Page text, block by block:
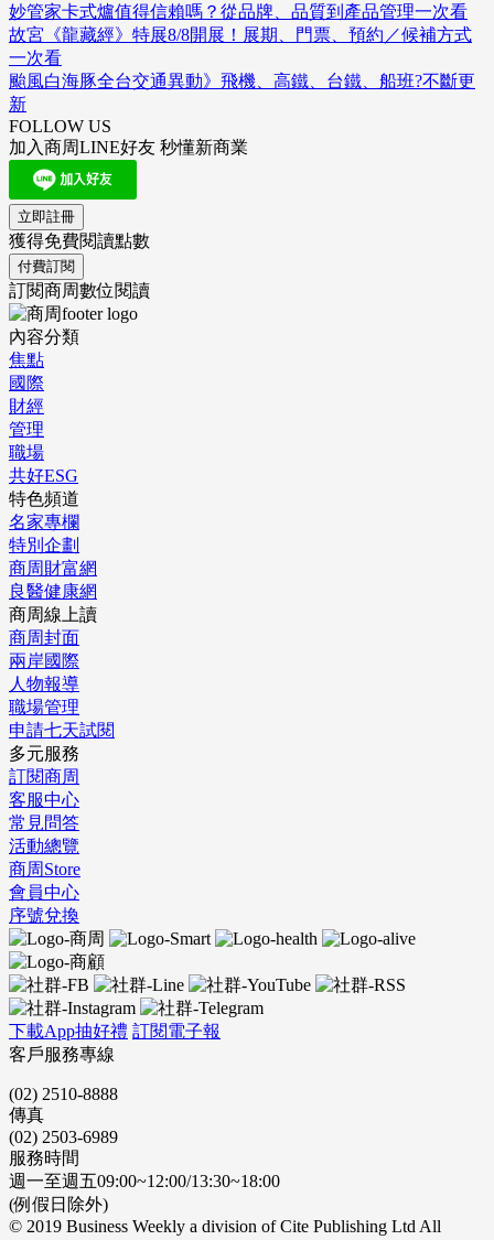
妙管家卡式爐值得信賴嗎？從品牌、品質到產品管理一次看
故宮《龍藏經》特展8/8開展！展期、門票、預約／候補方式
一次看
颱風白海豚全台交通異動》飛機、高鐵、台鐵、船班?不斷更
新
FOLLOW US
加入商周LINE好友 秒懂新商業
立即註冊
獲得免費閱讀點數
付費訂閱
訂閱商周數位閱讀
內容分類
焦點
國際
財經
管理
職場
共好ESG
特色頻道
名家專欄
特別企劃
商周財富網
良醫健康網
商周線上讀
商周封面
兩岸國際
人物報導
職場管理
申請七天試閱
多元服務
訂閱商周
客服中心
常見問答
活動總覽
商周Store
會員中心
序號兌換
下載App抽好禮 訂閱電子報
客戶服務專線
(02) 2510-8888
傳真
(02) 2503-6989
服務時間
週一至週五09:00~12:00/13:30~18:00
(例假日除外)
© 2019 Business Weekly a division of Cite Publishing Ltd All